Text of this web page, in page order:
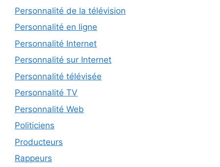
Personnalité de la télévision
Personnalité en ligne
Personnalité Internet
Personnalité sur Internet
Personnalité télévisée
Personnalité TV
Personnalité Web
Politiciens
Producteurs
Rappeurs